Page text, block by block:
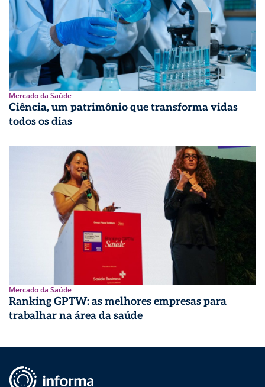
Mercado da Saúde
Ciência, um patrimônio que transforma vidas
todos os dias
Mercado da Saúde
Ranking GPTW: as melhores empresas para
trabalhar na área da saúde